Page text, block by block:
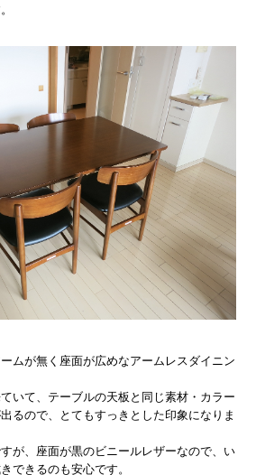
ムが無く座面が広めなアームレスダイニン
いて、テーブルの天板と同じ素材・カラー
るので、とてもすっきとした印象になりま
が、座面が黒のビニールレザーなので、い
できるのも安心です。